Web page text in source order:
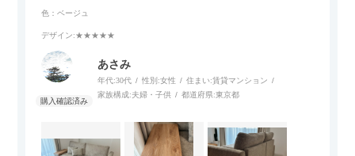
色：ベージュ
デザイン:★★★★★
あさみ
年代:30代 性別:女性 住まい:賃貸マンション
家族構成:夫婦・子供 都道府県:東京都